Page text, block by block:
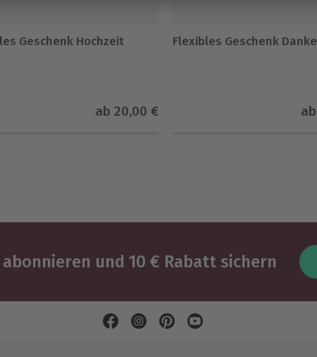
Geschenk Hochzeit
ab 20,00 €
Flexibles Geschenk Danke
ab
und 10 € Rabatt sichern